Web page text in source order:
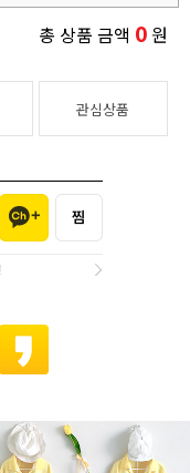
총 상품 금액 0원
관심상품